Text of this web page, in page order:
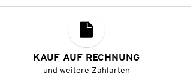
KAUF AUF RECHNUNG
und weitere Zahlarten